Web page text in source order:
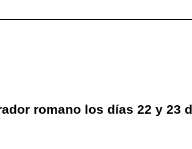
romano los días 22 y 23